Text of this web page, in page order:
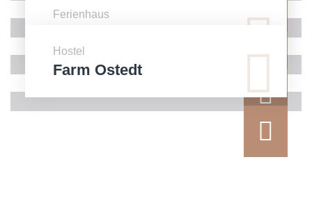
Ferienhaus
Hostel
Farm Ostedt